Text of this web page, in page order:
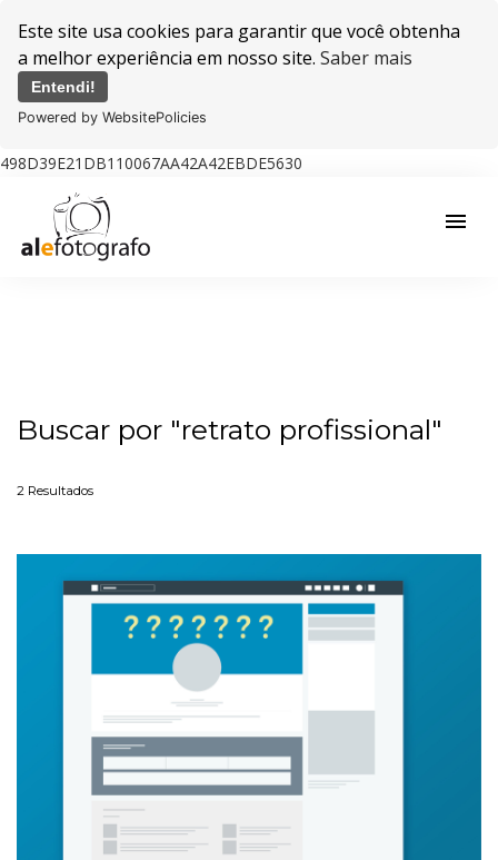
Este site usa cookies para garantir que você obtenha
a melhor experiência em nosso site. Saber mais
Entendi!
Powered by WebsitePolicies
498D39E21DB110067AA42A42EBDE5630
menu
Buscar por "retrato profissional"
2 Resultados